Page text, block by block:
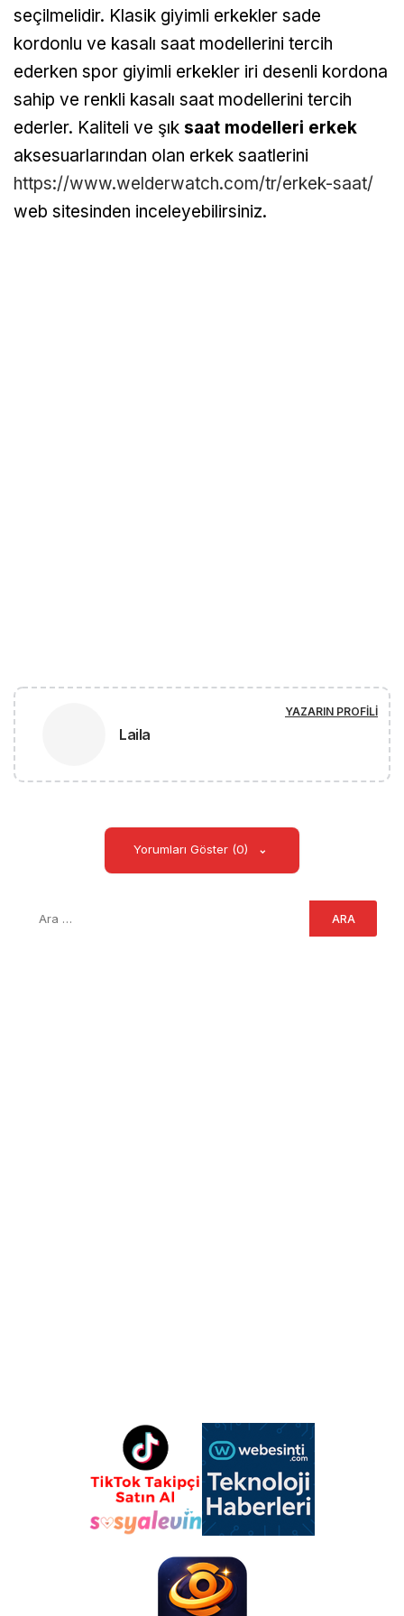
seçilmelidir. Klasik giyimli erkekler sade
kordonlu ve kasalı saat modellerini tercih
ederken spor giyimli erkekler iri desenli kordona
sahip ve renkli kasalı saat modellerini tercih
ederler. Kaliteli ve şık saat modelleri erkek
aksesuarlarından olan erkek saatlerini
https://www.welderwatch.com/tr/erkek-saat/
web sitesinden inceleyebilirsiniz.
Laila
YAZARIN PROFILI
Yorumları Göster (0)